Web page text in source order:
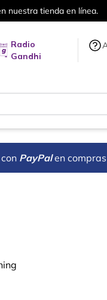
Radio
Gandhi
PayPal en